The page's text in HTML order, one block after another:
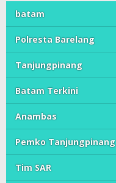
batam
Polresta Barelang
Tanjungpinang
Batam Terkini
Anambas
Pemko Tanjungpinang
Tim SAR